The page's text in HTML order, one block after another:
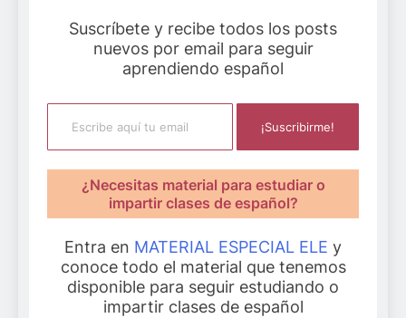
Suscríbete y recibe todos los posts
nuevos por email para seguir
aprendiendo español
Escribe aquí tu email
¡Suscribirme!
¿Necesitas material para estudiar o
impartir clases de español?
Entra en MATERIAL ESPECIAL ELE y
conoce todo el material que tenemos
disponible para seguir estudiando o
impartir clases de español